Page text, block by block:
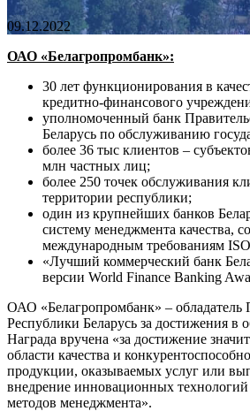
09.12.2022
ОАО «Белагропромбанк»:
30 лет функционирования в
кредитно-финансового
уполномоченный банк
Беларусь по обслуживанию
более 36 тыс клиентов –
млн частных лиц;
более 250 точек обслуживания
территории республики;
один из крупнейших банков
систему менеджмента качества,
международным требованиям
«Лучший коммерческий банк
версии World Finance Banking
ОАО «Белагропромбанк» – обладатель
Республики Беларусь за достижения в
Награда вручена «за достижение
области качества и
продукции, оказываемых услуг или
внедрение инновационных
методов менеджмента».